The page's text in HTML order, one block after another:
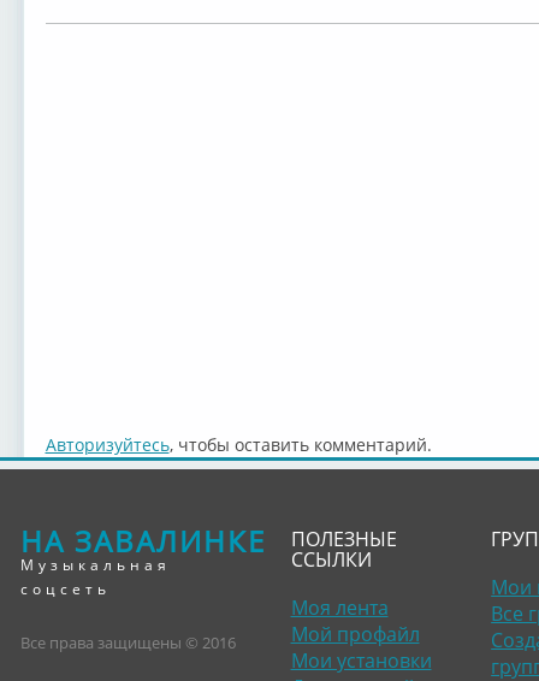
Авторизуйтесь, чтобы оставить комментарий.
НА ЗАВАЛИНКЕ
Музыкальная
соцсеть
Все права защищены © 2016
ПОЛЕЗНЫЕ
ССЫЛКИ
Моя лента
Мой профайл
Мои установки
Мои
Все